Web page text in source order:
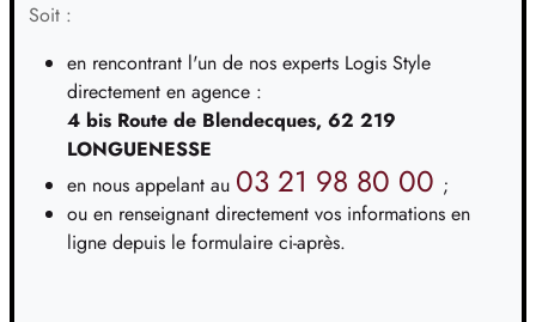
TERRAIN
59 052 €
10/29
TERRAINÀ HELFAUT (62)
60 000 €
11
TERRAINÀ HELFAUT (62)
74 500 €
Soit :
en rencontrant l'un de nos experts Logis Style
directement en agence :
4 bis Route de Blendecques, 62 219
LONGUENESSE
en nous appelant au 03 21 98 80 00 ;
ou en renseignant directement vos informations en
ligne depuis le formulaire ci-après.